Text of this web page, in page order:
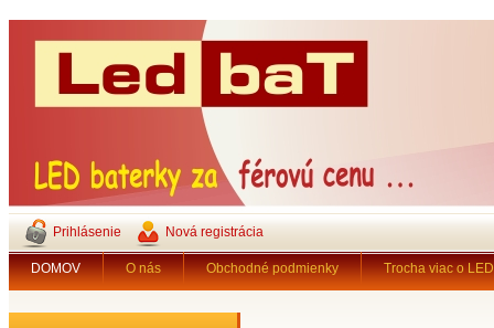
Prihlásenie Nová registrácia
DOMOV O nás Obchodné podmienky Trocha viac o